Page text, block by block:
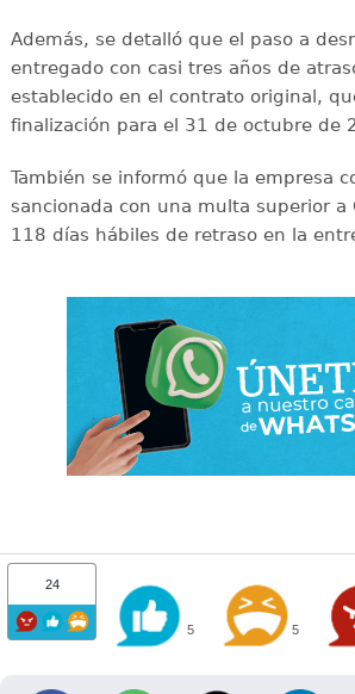
Además, se detalló que el paso a
entregado con casi tres años de
establecido en el contrato original,
finalización para el 31 de octubre de
También se informó que la empresa
sancionada con una multa superior a
118 días hábiles de retraso en la
24
5 5